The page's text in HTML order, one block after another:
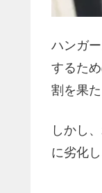
ハンガ
するた
割を果た
しかし
に劣化